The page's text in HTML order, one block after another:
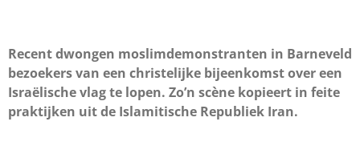
Recent dwongen moslimdemonstranten in Barneveld
bezoekers van een christelijke bijeenkomst over een
Israëlische vlag te lopen. Zo’n scène kopieert in feite
praktijken uit de Islamitische Republiek Iran.